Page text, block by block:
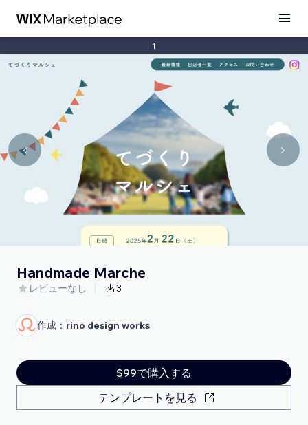
1
Handmade Marche
レビューなし 3
作成： rino design works
$99で購入する
テンプレートを見る